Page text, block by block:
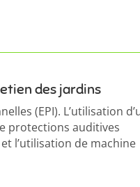
des jardins
(EPI). L’utilisation
protections auditives
l’utilisation de machine